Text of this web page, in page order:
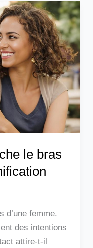
le bras
d’une femme.
des intentions
attire-t-il